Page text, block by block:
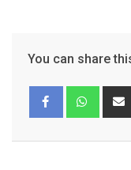
You can share